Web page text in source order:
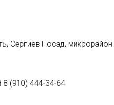
Сергиев Посад,
(910) 444-34-64